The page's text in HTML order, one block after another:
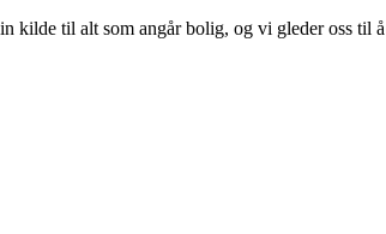
til alt som angår bolig, og vi gleder oss til